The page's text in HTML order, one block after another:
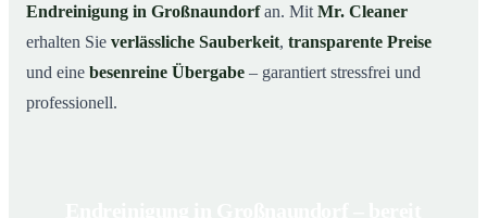
Endreinigung in Großnaundorfan. Mit Mr. Cleaner
erhalten Sie verlässliche Sauberkeit, transparente Preise
und eine besenreine Übergabe – garantiert stressfrei und
professionell.